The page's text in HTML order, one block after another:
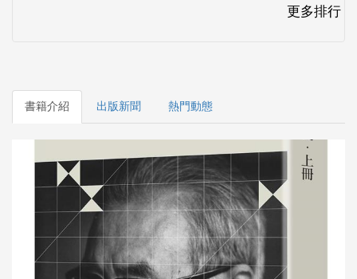
更多排行
書籍介紹 出版新聞 熱門動態